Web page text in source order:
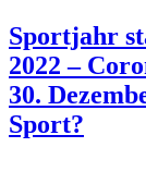
Sportjahr
2022 –
30.
Sport?